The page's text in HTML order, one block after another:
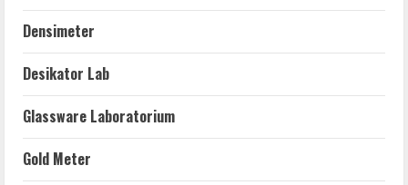
Densimeter
Desikator Lab
Glassware Laboratorium
Gold Meter